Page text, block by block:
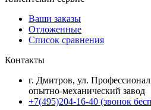
Ваши заказы
Отложенные
Список сравнения
Контакты
г. Дмитров, ул.
опытно-механический завод
+7(495)204-16-40 (звонок